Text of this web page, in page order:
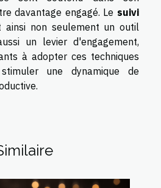
davantage engagé. Le suivi
ainsi non seulement un outil
un levier d'engagement,
à adopter ces techniques
une dynamique de